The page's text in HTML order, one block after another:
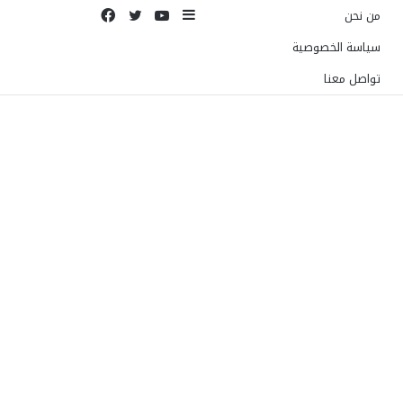
من نحن
سياسة الخصوصية
تواصل معنا
إضافة يوتيوبتويتر